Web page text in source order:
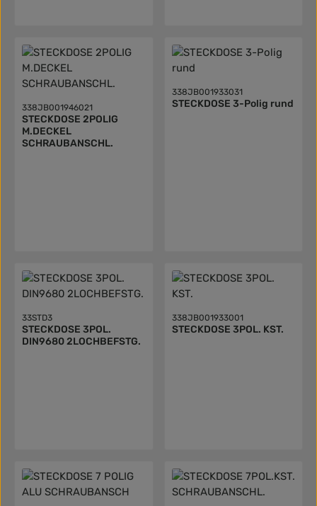
338JB001946021
STECKDOSE 2POLIG
M.DECKEL
SCHRAUBANSCHL.
338JB001933031
STECKDOSE 3-Polig rund
33STD3
STECKDOSE 3POL.
DIN9680 2LOCHBEFSTG.
338JB001933001
STECKDOSE 3POL. KST.